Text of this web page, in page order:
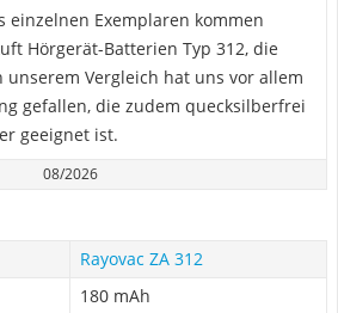
einzelnen Exemplaren kommen
Hörgerät-Batterien Typ 312, die
Vergleich hat uns vor allem
gefallen, die zudem quecksilberfrei
geeignet ist.
08/2026
Rayovac ZA 312
180 mAh